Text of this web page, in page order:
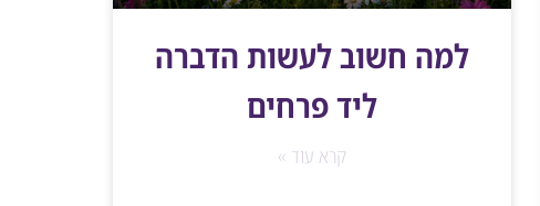
למה חשוב לעשות הדברה
ליד פרחים
קרא עוד »